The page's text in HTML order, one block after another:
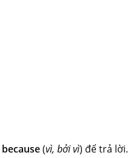
because(vì, bởi vì) để trả lời.